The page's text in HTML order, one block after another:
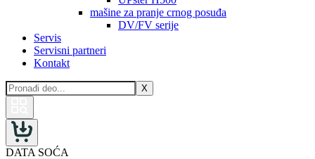
mašine za pranje crnog posuđa
DV/FV serije
Servis
Servisni partneri
Kontakt
X
DATA SOĆA